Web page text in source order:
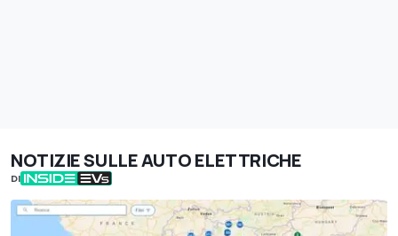
NOTIZIE SULLE AUTO ELETTRICHE
DI